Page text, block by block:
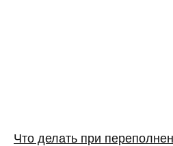
Что делать при